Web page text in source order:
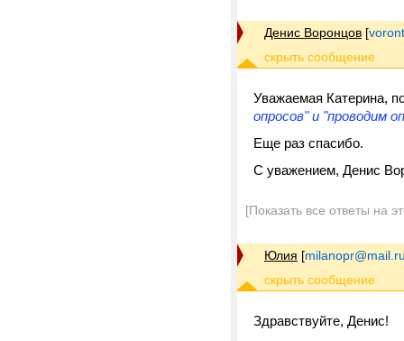
Денис Воронцов [
Уважаемая Катерина,
опросов" и "проводим
Еще раз спасибо.
С уважением, Денис
[Показать все ответы на
Юлия [
Здравствуйте, Денис!